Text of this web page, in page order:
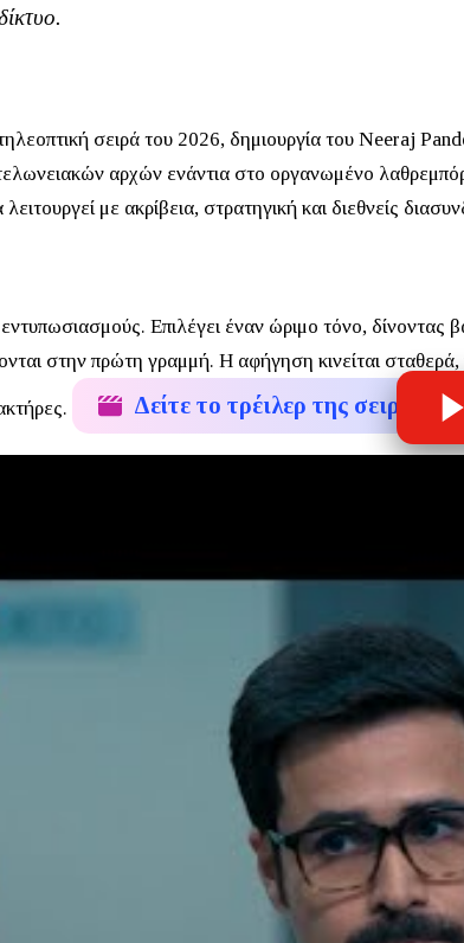
σειρά του 2026, δημιουργία του Neeraj
αρχών ενάντια στο οργανωμένο
με ακρίβεια, στρατηγική και διεθνείς
Επιλέγει έναν ώριμο τόνο,
στην πρώτη γραμμή. Η αφήγηση κινείται
Δείτε το τρέιλερ της σειράς